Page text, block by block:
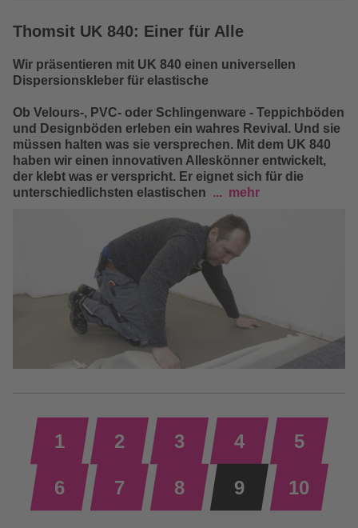
Thomsit UK 840: Einer für Alle
Wir präsentieren mit UK 840 einen universellen
Dispersionskleber für elastische
Ob Velours-, PVC- oder Schlingenware - Teppichböden
und Designböden erleben ein wahres Revival. Und sie
müssen halten was sie versprechen. Mit dem UK 840
haben wir einen innovativen Alleskönner entwickelt,
der klebt was er verspricht. Er eignet sich für die
unterschiedlichsten elastischen
mehr
1 2 3 4 5
6 7 8 9 10